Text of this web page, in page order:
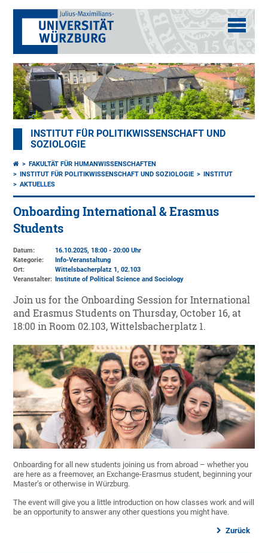
INSTITUT FÜR POLITIKWISSENSCHAFT UND
SOZIOLOGIE
FAKULTÄT FÜR HUMANWISSENSCHAFTEN
INSTITUT FÜR POLITIKWISSENSCHAFT UND SOZIOLOGIE
INSTITUT
AKTUELLES
Onboarding International & Erasmus
Students
Datum:
16.10.2025, 18:00 - 20:00 Uhr
Kategorie:
Info-Veranstaltung
Ort:
Wittelsbacherplatz 1, 02.103
Veranstalter:
Institute of Political Science and Sociology
Join us for the Onboarding Session for International
and Erasmus Students on Thursday, October 16, at
18:00 in Room 02.103, Wittelsbacherplatz 1.
Onboarding for all new students joining us from abroad – whether you
are here as a freemover, an Exchange-Erasmus student, beginning your
Master’s or otherwise in Würzburg.
The event will give you a little introduction on how classes work and will
be an opportunity to answer any other questions you might have.
Zurück